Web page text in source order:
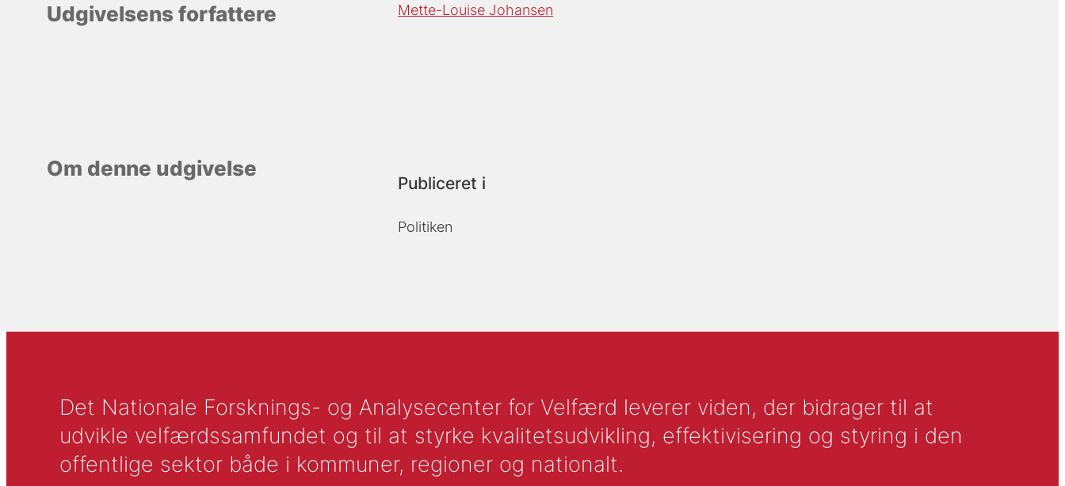
Udgivelsens forfattere Mette-Louise Johansen
Om denne udgivelse
Publiceret i
Politiken
Det Nationale Forsknings- og Analysecenter for Velfærd leverer viden, der bidrager til at
udvikle velfærdssamfundet og til at styrke kvalitetsudvikling, effektivisering og styring i den
offentlige sektor både i kommuner, regioner og nationalt.